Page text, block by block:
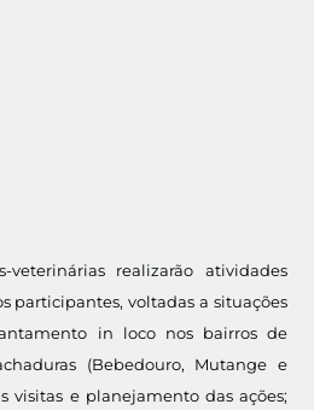
veterinárias realizarão atividades
participantes, voltadas a situações
in loco nos bairros de
(Bebedouro, Mutange e
visitas e planejamento das ações;